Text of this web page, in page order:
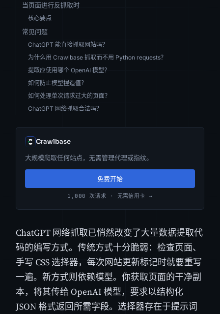
当页面进行反抓取时
核心要点
常见问题
ChatGPT 能直接抓取网站吗？
为什么用 Crawlbase 抓取而不用 Python requests？
提取应使用哪个 OpenAI 模型？
如何防止模型捏造值？
如何处理单次请求过大的页面？
ChatGPT 网络抓取合法吗？
Crawlbase
大规模爬取任何站点，无需管理代理或指纹。
免费开始
1,000 次请求 · 无需信用卡 →
ChatGPT 网络抓取已悄然改变了大量数据提取代
码的编写方式。传统方式十分脆弱：检查页面、
手写 CSS 选择器，每次网站更新标记时就要重写
一遍。新方式则依赖模型。你获取页面的干净副
本，将其传给 OpenAI 模型，要求以结构化
JSON 格式返回所需字段。选择器存在于提示词